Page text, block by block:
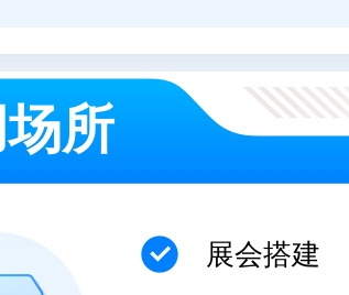
所
展会搭建